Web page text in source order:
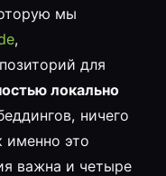
мы
,
для
локально
ничего
именно это
важна и четыре